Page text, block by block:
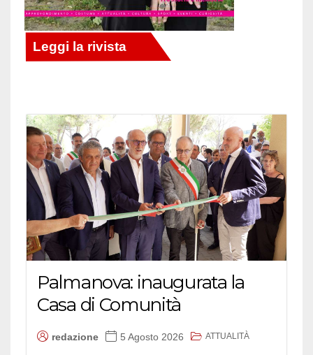
Palmanova: inaugurata la
Casa di Comunità
redazione 5 Agosto 2026 ATTUALITÀ